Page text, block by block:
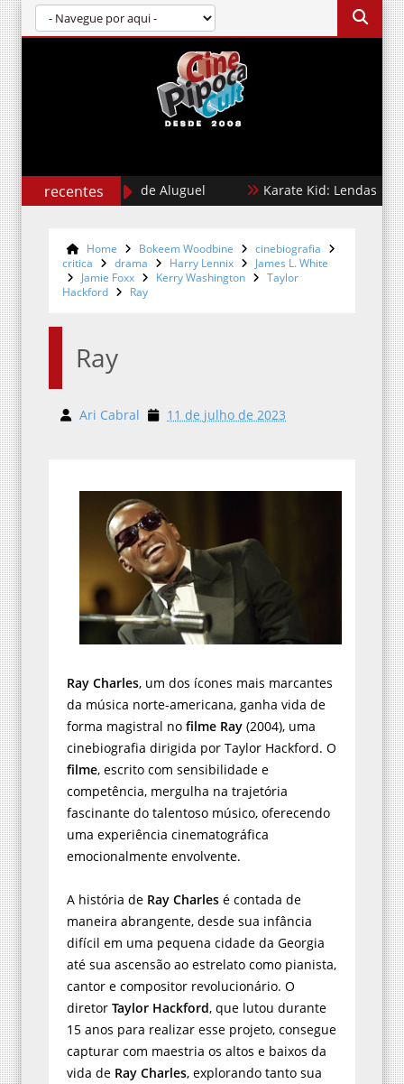
recentesCães de Aluguel Karate Kid: Lendas
Home Bokeem Woodbine
cinebiografia
critica
drama Harry Lennix
James L. White
Jamie Foxx
Kerry Washington
Taylor
Hackford
Ray
Ray
Ari Cabral 11 de julho de 2023
Ray Charles, um dos ícones mais marcantes
da música norte-americana, ganha vida de
forma magistral no filme Ray (2004), uma
cinebiografia dirigida por Taylor Hackford. O
filme, escrito com sensibilidade e
competência, mergulha na trajetória
fascinante do talentoso músico, oferecendo
uma experiência cinematográfica
emocionalmente envolvente.
A história de Ray Charles é contada de
maneira abrangente, desde sua infância
difícil em uma pequena cidade da Georgia
até sua ascensão ao estrelato como pianista,
cantor e compositor revolucionário. O
diretor Taylor Hackford, que lutou durante
15 anos para realizar esse projeto, consegue
capturar com maestria os altos e baixos da
vida de Ray Charles, explorando tanto sua